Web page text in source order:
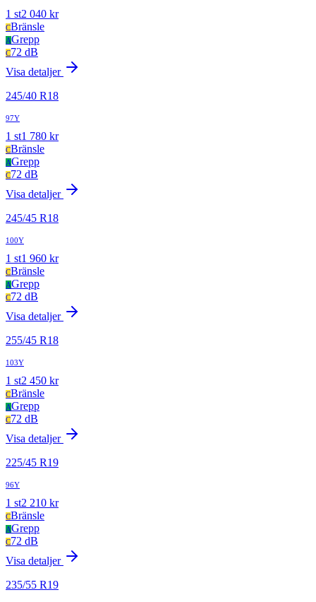
1 st2 040 kr
CBränsle
AGrepp
C72 dB
Visa detaljer
245/40 R18
97Y
1 st1 780 kr
CBränsle
AGrepp
C72 dB
Visa detaljer
245/45 R18
100Y
1 st1 960 kr
CBränsle
AGrepp
C72 dB
Visa detaljer
255/45 R18
103Y
1 st2 450 kr
CBränsle
AGrepp
C72 dB
Visa detaljer
225/45 R19
96Y
1 st2 210 kr
CBränsle
AGrepp
C72 dB
Visa detaljer
235/55 R19